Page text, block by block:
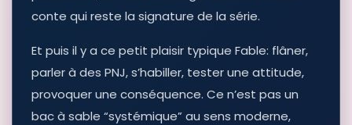
conte qui reste la signature de la série.
Et puis il y a ce petit plaisir typique Fable: flâner,
parler à des PNJ, s’habiller, tester une attitude,
provoquer une conséquence. Ce n’est pas un
bac à sable “systémique” au sens moderne,